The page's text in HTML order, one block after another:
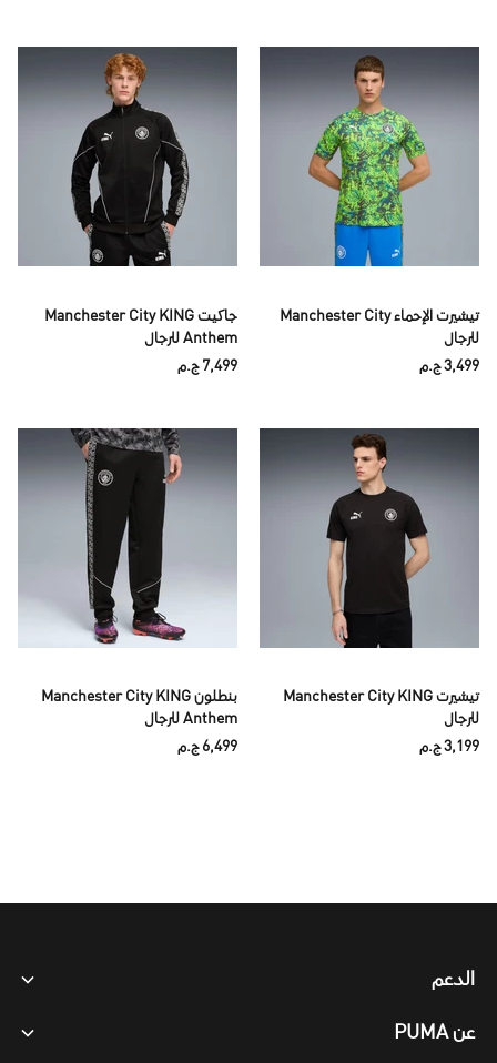
تيشيرت الإحماء Manchester City
للرجال
3,499 ج.م
جاكيت Manchester City KING
Anthem للرجال
7,499 ج.م
تيشيرت Manchester City KING
للرجال
3,199 ج.م
بنطلون Manchester City KING
Anthem للرجال
6,499 ج.م
الدعم
عن PUMA